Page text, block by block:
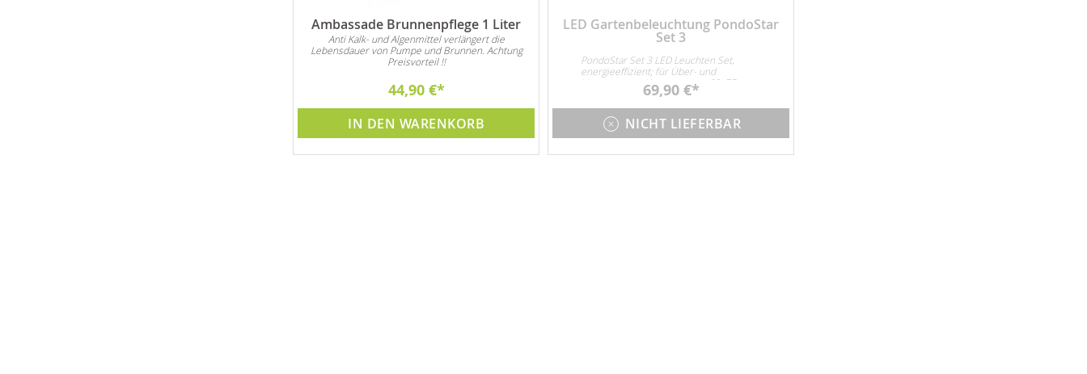
Ambassade Brunnenpflege 1 Liter
Anti Kalk- und Algenmittel verlängert die
Lebensdauer von Pumpe und Brunnen. Achtung
Preisvorteil !!
44,90 €
IN DEN WARENKORB
LED Gartenbeleuchtung PondoStar
Set 3
PondoStar Set 3 LED Leuchten Set,
energieeffizient; für Über- und
Unterwasser. Abmessungen 60x75mm,
69,90 €
NICHT LIEFERBAR